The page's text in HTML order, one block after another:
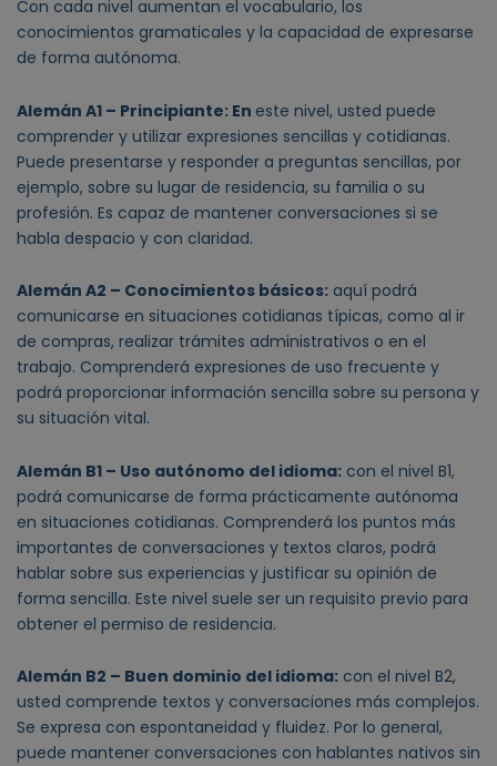
Con cada nivel aumentan el vocabulario, los
conocimientos gramaticales y la capacidad de expresarse
de forma autónoma.
Alemán A1 – Principiante: En este nivel, usted puede
comprender y utilizar expresiones sencillas y cotidianas.
Puede presentarse y responder a preguntas sencillas, por
ejemplo, sobre su lugar de residencia, su familia o su
profesión. Es capaz de mantener conversaciones si se
habla despacio y con claridad.
Alemán A2 – Conocimientos básicos: aquí podrá
comunicarse en situaciones cotidianas típicas, como al ir
de compras, realizar trámites administrativos o en el
trabajo. Comprenderá expresiones de uso frecuente y
podrá proporcionar información sencilla sobre su persona y
su situación vital.
Alemán B1 – Uso autónomo del idioma: con el nivel B1,
podrá comunicarse de forma prácticamente autónoma
en situaciones cotidianas. Comprenderá los puntos más
importantes de conversaciones y textos claros, podrá
hablar sobre sus experiencias y justificar su opinión de
forma sencilla. Este nivel suele ser un requisito previo para
obtener el permiso de residencia.
Alemán B2 – Buen dominio del idioma: con el nivel B2,
usted comprende textos y conversaciones más complejos.
Se expresa con espontaneidad y fluidez. Por lo general,
puede mantener conversaciones con hablantes nativos sin